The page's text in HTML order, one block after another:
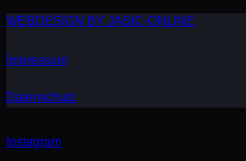
WEBDESIGN BY JASIC-ONLINE
Impressum
Datenschutz
Instagram